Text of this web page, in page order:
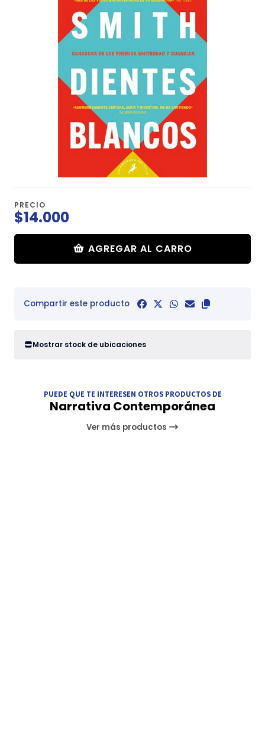
PRECIO
$14.000
AGREGAR AL CARRO
Compartir este producto
Mostrar stock de ubicaciones
PUEDE QUE TE INTERESEN OTROS PRODUCTOS DE
Narrativa Contemporánea
Ver más productos